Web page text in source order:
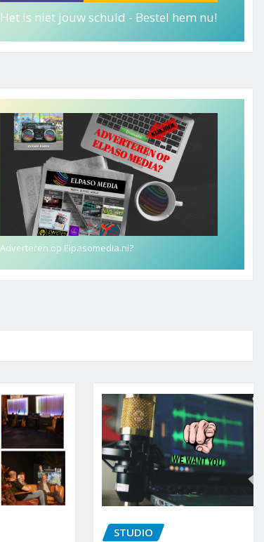
Het is niet jouw schuld - Bestel hem nu!
Adverteren op Elpasomedia.nl?